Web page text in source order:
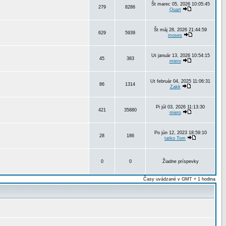
279 8286
Št marec 05, 2026 10:05:45
Quart
629 5939
Št máj 28, 2026 21:44:59
moses
45 383
Ut január 13, 2026 10:54:15
miero
86 1314
Ut február 04, 2025 11:06:31
Zakk
421 35880
Pi júl 03, 2026 11:13:30
miero
28 186
Po jún 12, 2023 18:59:10
tatko Tom
0 0 Žiadne príspevky
Časy uvádzané v GMT + 1 hodina